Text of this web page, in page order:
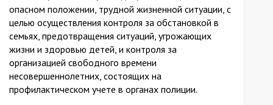
опасном положении, трудной жизненной ситуации, с
целью осуществления контроля за обстановкой в
семьях, предотвращения ситуаций, угрожающих
жизни и здоровью детей, и контроля за
организацией свободного времени
несовершеннолетних, состоящих на
профилактическом учете в органах полиции.